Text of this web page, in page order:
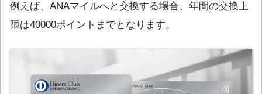
例えば、ANAマイルへと交換する場合、年間の交換上
限は40000ポイントまでとなり ます。